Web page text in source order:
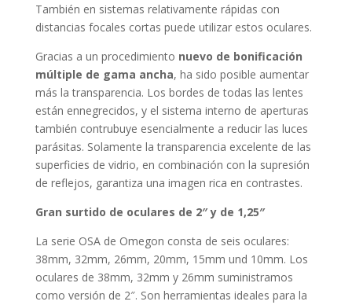
También en sistemas relativamente rápidas con
distancias focales cortas puede utilizar estos oculares.
Gracias a un procedimiento nuevo de bonificación
múltiple de gama ancha, ha sido posible aumentar
más la transparencia. Los bordes de todas las lentes
están ennegrecidos, y el sistema interno de aperturas
también contrubuye esencialmente a reducir las luces
parásitas. Solamente la transparencia excelente de las
superficies de vidrio, en combinación con la supresión
de reflejos, garantiza una imagen rica en contrastes.
Gran surtido de oculares de 2″ y de 1,25″
La serie OSA de Omegon consta de seis oculares:
38mm, 32mm, 26mm, 20mm, 15mm und 10mm. Los
oculares de 38mm, 32mm y 26mm suministramos
como versión de 2″. Son herramientas ideales para la